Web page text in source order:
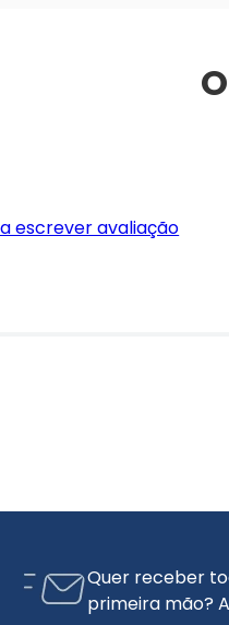
escrever avaliação
Quer receber
primeira mão?